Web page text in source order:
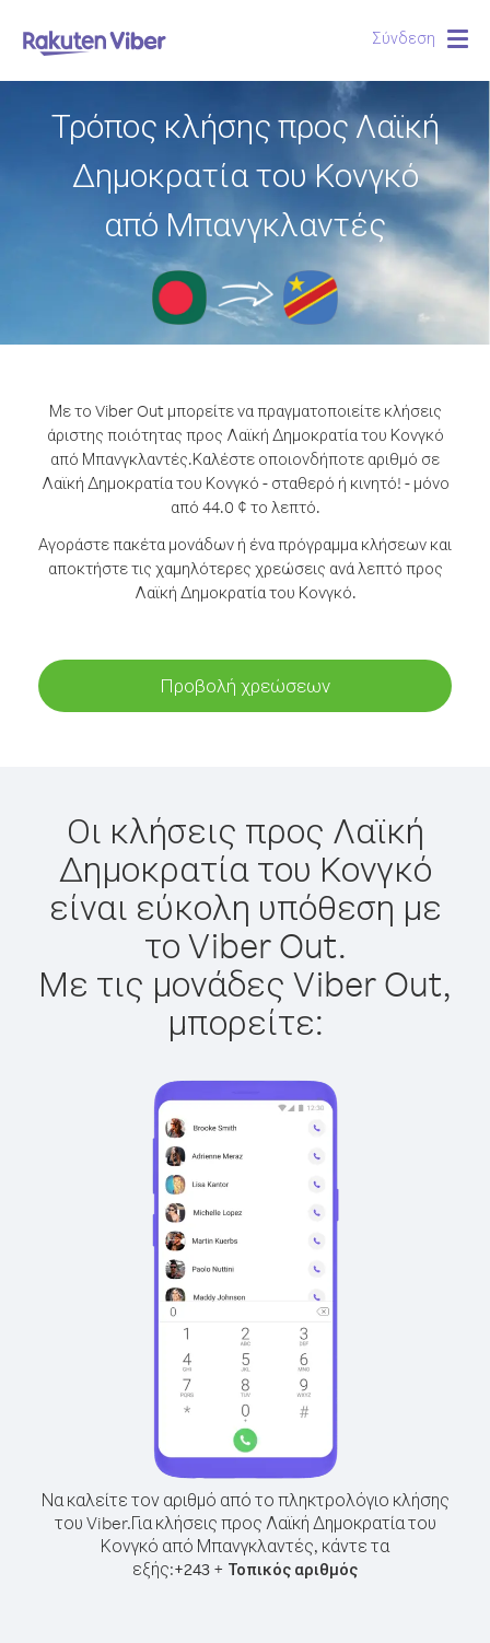
Σύνδεση
Τρόπος κλήσης προς Λαϊκή
Δημοκρατία του Κονγκό
από Μπανγκλαντές
Με το Viber Out μπορείτε να πραγματοποιείτε κλήσεις
άριστης ποιότητας προς Λαϊκή Δημοκρατία του Κονγκό
από Μπανγκλαντές.Καλέστε οποιονδήποτε αριθμό σε
Λαϊκή Δημοκρατία του Κονγκό - σταθερό ή κινητό! - μόνο
από 44.0 ¢ το λεπτό.
Αγοράστε πακέτα μονάδων ή ένα πρόγραμμα κλήσεων και
αποκτήστε τις χαμηλότερες χρεώσεις ανά λεπτό προς
Λαϊκή Δημοκρατία του Κονγκό.
Προβολή χρεώσεων
Οι κλήσεις προς Λαϊκή
Δημοκρατία του Κονγκό
είναι εύκολη υπόθεση με
το Viber Out.
Με τις μονάδες Viber Out,
μπορείτε:
Να καλείτε τον αριθμό από το πληκτρολόγιο κλήσης
του Viber.Για κλήσεις προς Λαϊκή Δημοκρατία του
Κονγκό από Μπανγκλαντές, κάντε τα
εξής:+243 + Τοπικός αριθμός